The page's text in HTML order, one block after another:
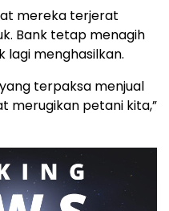
mereka terjerat
Bank tetap menagih
lagi menghasilkan.
terpaksa menjual
merugikan petani kita,”